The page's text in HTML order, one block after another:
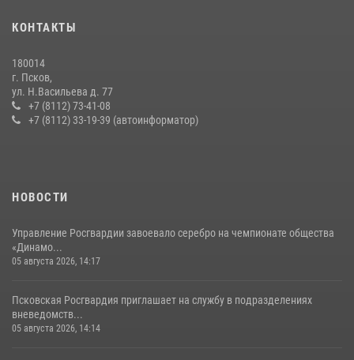
Росгвардейцы одержали победу
Сотрудники вневедомственной охраны Росгвардии за минувшие
сутки пресекли в областном центре серию краж
22 июля 2026, 10:19
16 июля 2026, 10:24
КОНТАКТЫ
180014
г. Псков,
ул. Н.Васильева д. 77
+7 (8112) 73-41-08
+7 (8112) 33-19-39 (автоинформатор)
НОВОСТИ
Управление Росгвардии завоевало серебро на чемпионате общества
«Динамо...
05 августа 2026, 14:17
Псковская Росгвардия приглашает на службу в подразделениях
вневедомств...
05 августа 2026, 14:14